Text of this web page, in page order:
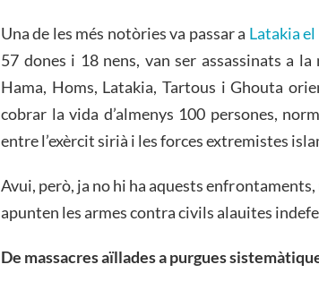
Una de les més notòries va passar a Latakia
57 dones i 18 nens, van ser assassinats a
Hama, Homs, Latakia, Tartous i Ghouta
cobrar la vida d’almenys 100 persones,
entre l’exèrcit sirià i les forces extremistes
Avui, però, ja no hi ha aquests
apunten les armes contra civils alauites
De massacres aïllades a purgues